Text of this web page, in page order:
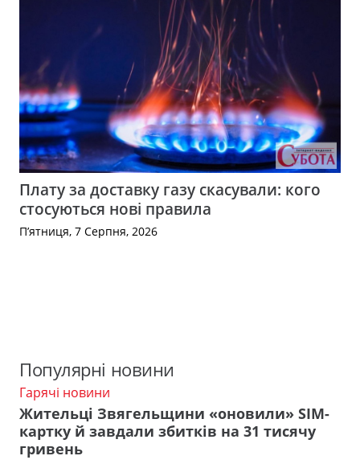
Плату за доставку газу скасували: кого
стосуються нові правила
П’ятниця, 7 Серпня, 2026
Популярні новини
Гарячі новини
Жительці Звягельщини «оновили» SIM-
картку й завдали збитків на 31 тисячу
гривень